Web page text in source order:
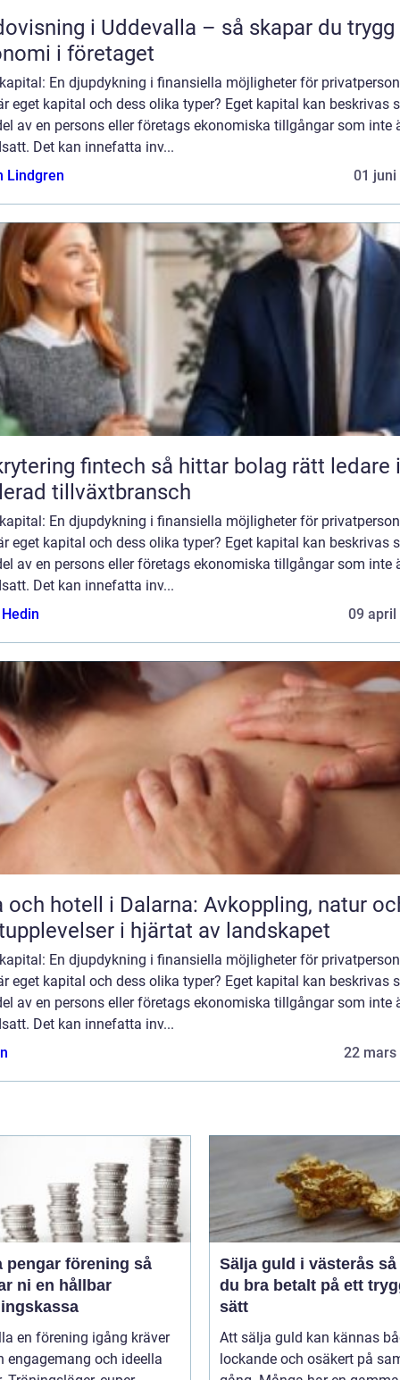
i Uddevalla – så skapar du trygg
i företaget
En djupdykning i finansiella möjligheter för
eget kapital och dess olika typer? Eget kapital kan beskrivas
av en persons eller företags ekonomiska tillgångar som inte
Det kan innefatta inv...
Lindgren
01 juni
fintech så hittar bolag rätt ledare i en
tillväxtbransch
En djupdykning i finansiella möjligheter för
eget kapital och dess olika typer? Eget kapital kan beskrivas
av en persons eller företags ekonomiska tillgångar som inte
Det kan innefatta inv...
09 april
och hotell i Dalarna: Avkoppling, natur
i hjärtat av landskapet
En djupdykning i finansiella möjligheter för
eget kapital och dess olika typer? Eget kapital kan beskrivas
av en persons eller företags ekonomiska tillgångar som inte
Det kan innefatta inv...
22 mars
förening så
ni en hållbar
en förening igång kräver
engagemang och ideella
Sälja guld i västerås så får
du bra betalt på ett
sätt
Att sälja guld kan kännas
lockande och osäkert på